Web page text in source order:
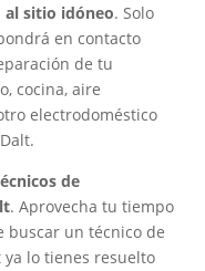
al sitio idóneo. Solo
en contacto
de tu
cocina, aire
electrodoméstico
de
. Aprovecha tu tiempo
buscar un técnico de
lo tienes resuelto